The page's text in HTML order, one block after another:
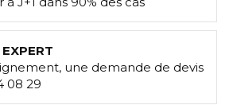
une demande de devis
08 29